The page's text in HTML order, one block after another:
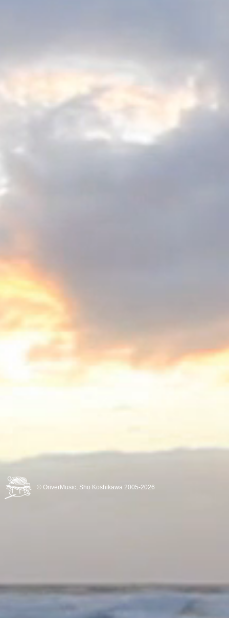
© OriverMusic, Sho Koshikawa 2005-2026